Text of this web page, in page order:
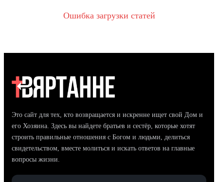
Ошибка загрузки статей
Это сайт для тех, кто возвращается и искренне ищет свой Дом и
его Хозяина. Здесь вы найдете братьев и сестёр, которые хотят
строить правильные отношения с Богом и людьми, делиться
свидетельством, вместе молиться и искать ответов на главные
вопросы жизни.